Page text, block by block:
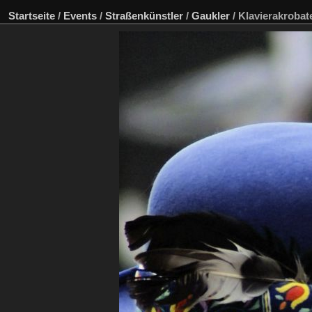
Startseite / Events / Straßenkünstler / Gaukler /